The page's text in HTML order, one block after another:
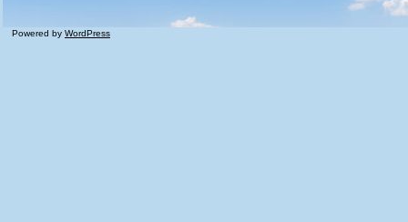
Powered by WordPress